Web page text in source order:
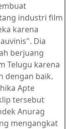
industri film
karena
Dia
berjuang
Telugu karena
dengan baik.
Apte
tersebut
Anurag
mengangkat